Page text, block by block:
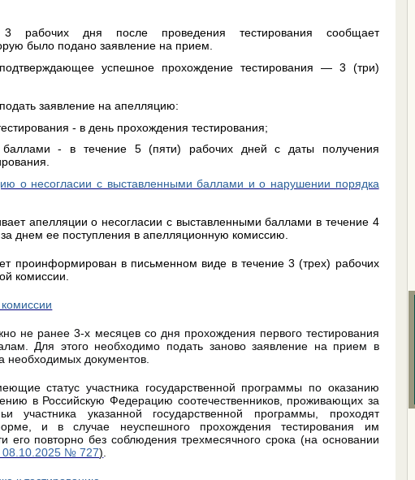
3 рабочих дня после проведения тестирования сообщает
было подано заявление на прием.
успешное прохождение тестирования — 3 (три)
заявление на апелляцию:
- в день прохождения тестирования;
- в течение 5 (пяти) рабочих дней с даты получения
о несогласии с выставленными баллами и о нарушении порядка
апелляции о несогласии с выставленными баллами в течение 4
днем ее поступления в апелляционную комиссию.
проинформирован в письменном виде в течение 3 (трех) рабочих
комиссии.
не ранее 3-х месяцев со дня прохождения первого тестирования
Для этого необходимо подать заново заявление на прием в
необходимых документов.
статус участника государственной программы по оказанию
в Российскую Федерацию соотечественников, проживающих за
участника указанной государственной программы, проходят
и в случае неуспешного прохождения тестирования им
его повторно без соблюдения трехмесячного срока (на основании
08.10.2025 № 727)